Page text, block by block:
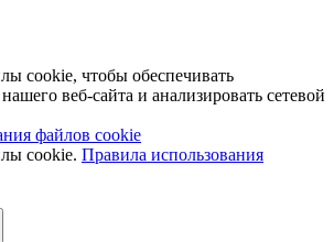
cookie, чтобы обеспечивать
веб-сайта и анализировать сетевой
файлов cookie
cookie. Правила использования